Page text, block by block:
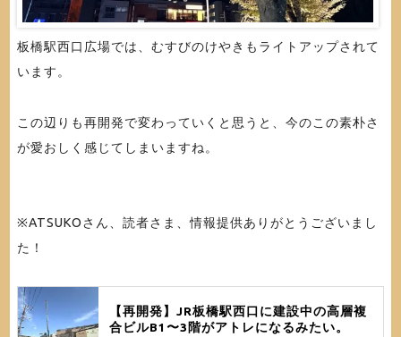
板橋駅西口広場では、むすびのけやきもライトアップされて
います。
この辺りも再開発で変わっていくと思うと、今のこの素朴さ
が愛おしく感じてしまいますね。
※ATSUKOさん、読者さま、情報提供ありがとうございまし
た！
【再開発】JR板橋駅西口に建設中の高層複
合ビルB1〜3階がアトレになるみたい。